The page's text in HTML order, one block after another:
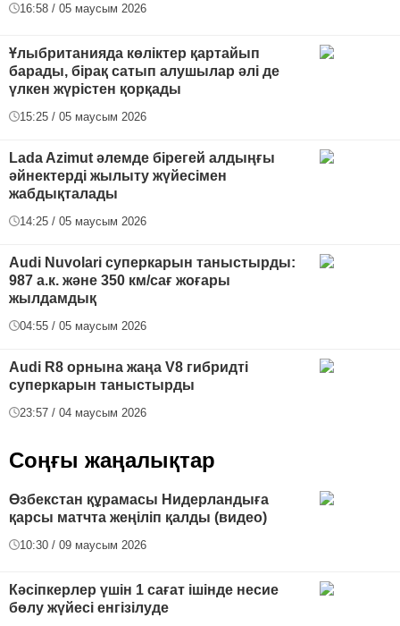
16:58 / 05 маусым 2026
Ұлыбританияда көліктер қартайып
барады, бірақ сатып алушылар әлі де
үлкен жүрістен қорқады
15:25 / 05 маусым 2026
Lada Azimut әлемде бірегей алдыңғы
әйнектерді жылыту жүйесімен
жабдықталады
14:25 / 05 маусым 2026
Audi Nuvolari суперкарын таныстырды:
987 а.к. және 350 км/сағ жоғары
жылдамдық
04:55 / 05 маусым 2026
Audi R8 орнына жаңа V8 гибридті
суперкарын таныстырды
23:57 / 04 маусым 2026
Соңғы жаңалықтар
Өзбекстан құрамасы Нидерландыға
қарсы матчта жеңіліп қалды (видео)
10:30 / 09 маусым 2026
Кәсіпкерлер үшін 1 сағат ішінде несие
бөлу жүйесі енгізілуде